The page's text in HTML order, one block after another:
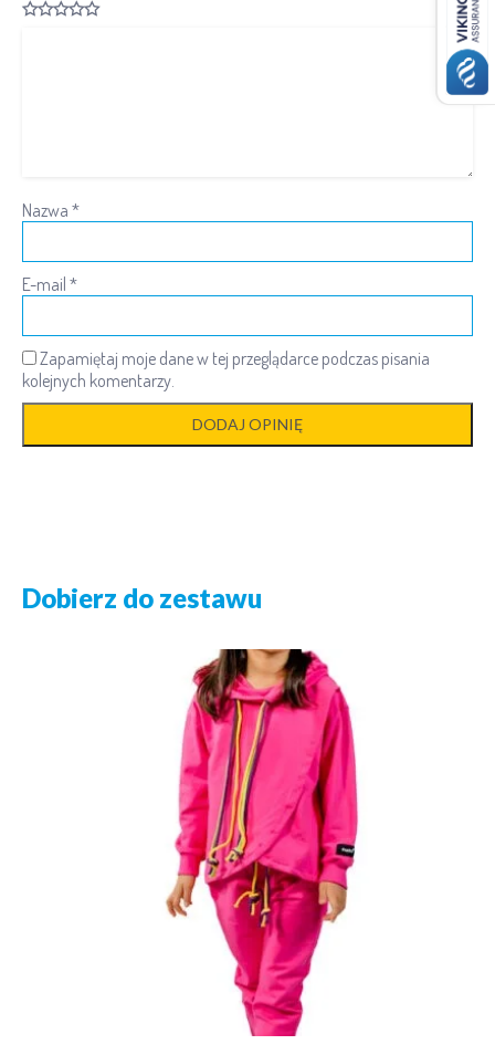
Nazwa *
E-mail *
Zapamiętaj moje dane w tej przeglądarce podczas pisania
kolejnych komentarzy.
Dobierz do zestawu